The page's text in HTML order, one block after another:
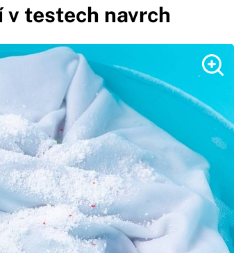
v testech navrch